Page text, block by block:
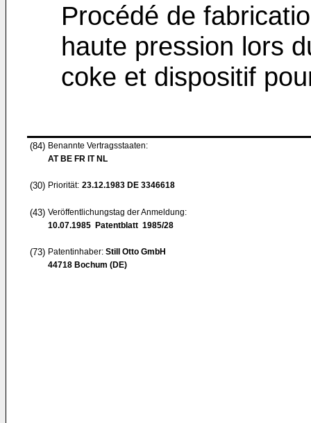
Procédé de
haute pression lors
coke et dispositif
(84) Benannte Vertragsstaaten:
AT BE FR IT NL
(30) Priorität: 23.12.1983 DE 3346618
(43) Veröffentlichungstag der Anmeldung:
10.07.1985 Patentblatt 1985/28
(73) Patentinhaber: Still Otto GmbH
44718 Bochum (DE)